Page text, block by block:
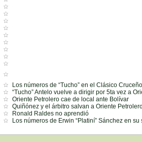
Los números de “Tucho” en el Clásico Cruceño
“Tucho” Antelo vuelve a dirigir por 5ta vez a
Oriente Petrolero cae de local ante Bolívar
Quiñónez y el árbitro salvan a Oriente
Ronald Raldes no aprendió
Los números de Erwin “Platiní” Sánchez en